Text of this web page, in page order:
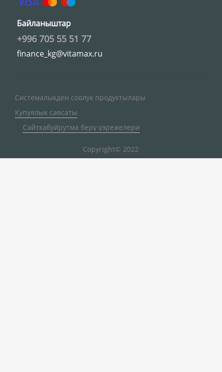
Байланыштар
+996 705 55 51 77
finance_kg@vitamax.ru
Системалыкден соолук продуктылары
Купуялык саясаты
Сайткабуйрутма берү үэрежелери
Copyright© 2022